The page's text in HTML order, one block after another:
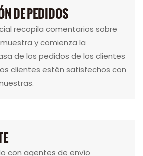
DE PEDIDOS
recopila comentarios sobre
y comienza la
de los pedidos de los clientes
clientes estén satisfechos con
con agentes de envío